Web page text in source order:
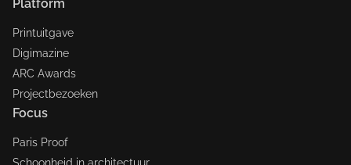
Platform
Printuitgave
Digimazine
ARC Awards
Projectbezoeken
Focus
Paris Proof